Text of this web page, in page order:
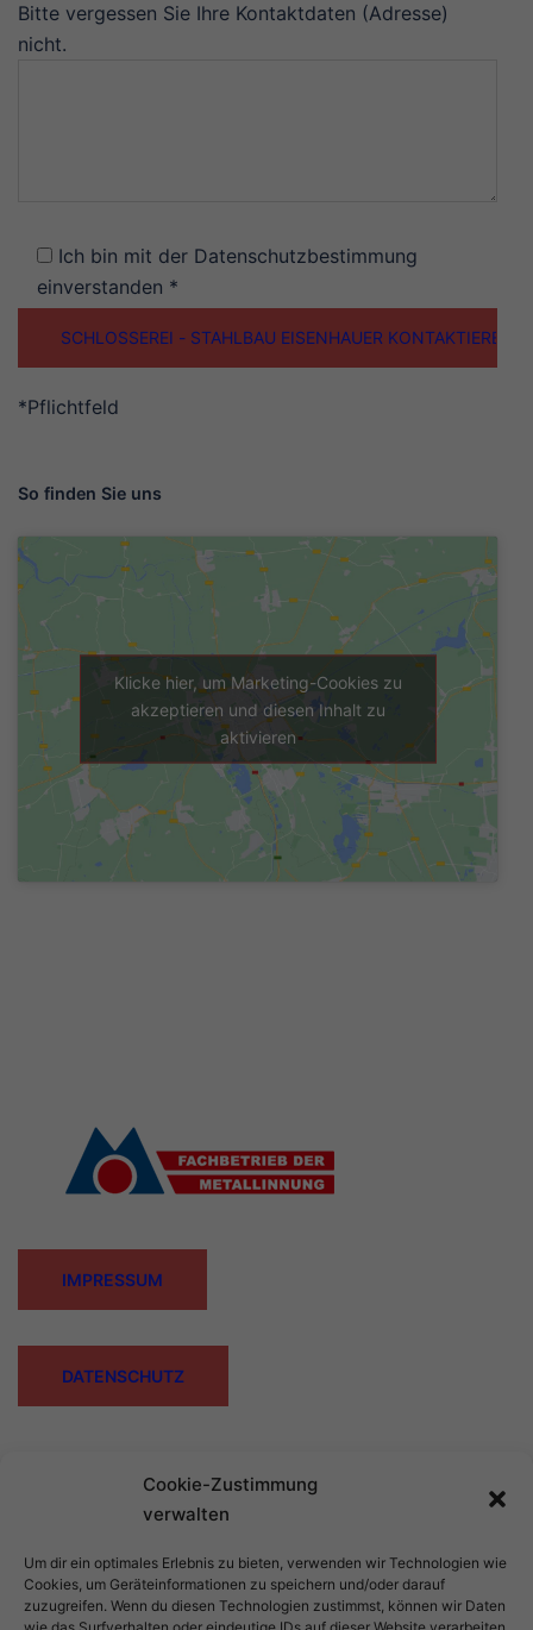
Cookie-Zustimmung
verwalten
Um dir ein optimales Erlebnis zu bieten, verwenden wir Technologien wie
Cookies, um Geräteinformationen zu speichern und/oder darauf
zuzugreifen. Wenn du diesen Technologien zustimmst, können wir Daten
Bitte vergessen Sie Ihre Kontaktdaten (Adresse)
nicht.
Ich bin mit der Datenschutzbestimmung
einverstanden *
*Pflichtfeld
So finden Sie uns
Klicke hier, um Marketing-Cookies zu
akzeptieren und diesen Inhalt zu
aktivieren
IMPRESSUM
DATENSCHUTZ